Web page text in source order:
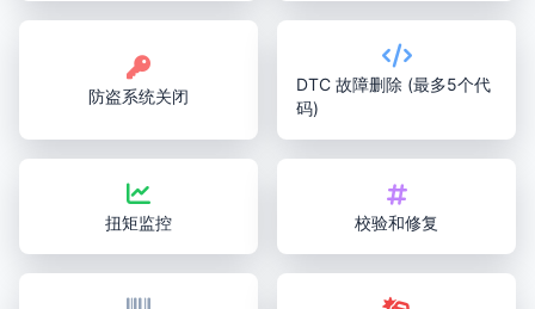
防盗系统关闭
DTC 故障删除 (最多5个代
码)
扭矩监控 校验和修复